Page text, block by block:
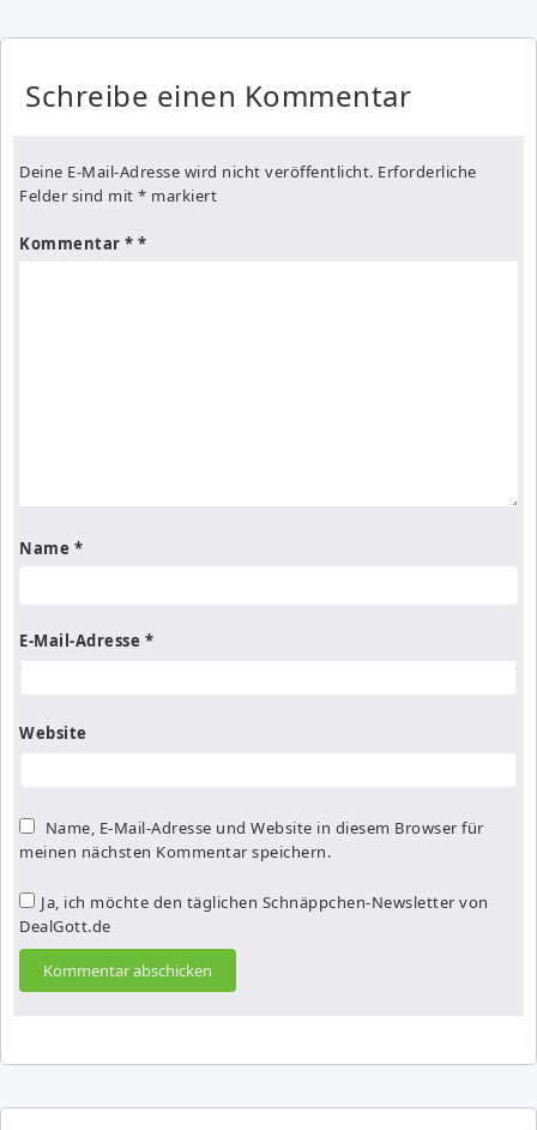
Schreibe einen Kommentar
Deine E-Mail-Adresse wird nicht veröffentlicht. Erforderliche
Felder sind mit * markiert
Kommentar *
Name *
E-Mail-Adresse *
Website
Name, E-Mail-Adresse und Website in diesem Browser für
meinen nächsten Kommentar speichern.
Ja, ich möchte den täglichen Schnäppchen-Newsletter von
DealGott.de